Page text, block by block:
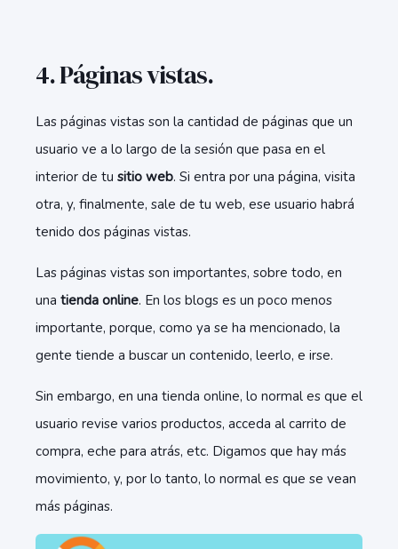
4. Páginas vistas.
Las páginas vistas son la cantidad de páginas que un
usuario ve a lo largo de la sesión que pasa en el
interior de tu sitio web. Si entra por una página, visita
otra, y, finalmente, sale de tu web, ese usuario habrá
tenido dos páginas vistas.
Las páginas vistas son importantes, sobre todo, en
una tienda online. En los blogs es un poco menos
importante, porque, como ya se ha mencionado, la
gente tiende a buscar un contenido, leerlo, e irse.
Sin embargo, en una tienda online, lo normal es que el
usuario revise varios productos, acceda al carrito de
compra, eche para atrás, etc. Digamos que hay más
movimiento, y, por lo tanto, lo normal es que se vean
más páginas.